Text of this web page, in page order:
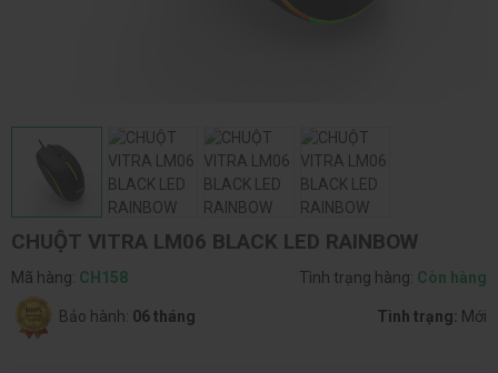
CHUỘT VITRA LM06 BLACK LED RAINBOW
Mã hàng: CH158 Tình trạng hàng: Còn hàng
Bảo hành: 06 tháng Tình trạng: Mới